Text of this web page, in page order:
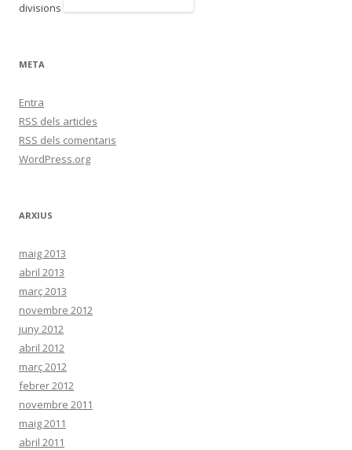
divisions
META
Entra
RSS dels articles
RSS dels comentaris
WordPress.org
ARXIUS
maig 2013
abril 2013
març 2013
novembre 2012
juny 2012
abril 2012
març 2012
febrer 2012
novembre 2011
maig 2011
abril 2011